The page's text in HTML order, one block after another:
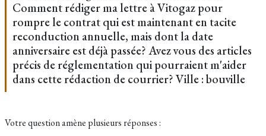
Comment rédiger ma lettre à Vitogaz pour
rompre le contrat qui est maintenant en tacite
reconduction annuelle, mais dont la date
anniversaire est déjà passée? Avez vous des articles
précis de réglementation qui pourraient m'aider
dans cette rédaction de courrier? Ville : bouville
Votre question amène plusieurs réponses :